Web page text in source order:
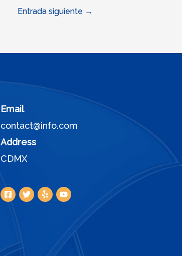
Entrada siguiente →
Email
contact@info.com
Address
CDMX